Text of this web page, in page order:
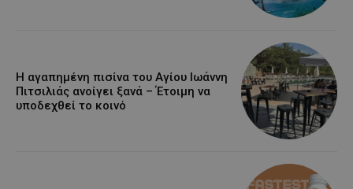
Η αγαπημένη πισίνα του Αγίου Ιωάννη
Πιτσιλιάς ανοίγει ξανά – Έτοιμη να
υποδεχθεί το κοινό